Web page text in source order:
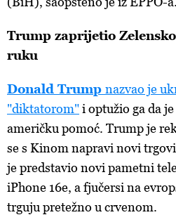
Trump zaprijetio
ruku
Donald Trump nazvao je
"diktatorom"i optužio ga da
američku pomoć. Trump je
se s Kinom napravi novi
je predstavio novi pametni
iPhone 16e, a fjučersi na
trguju pretežno u crvenom.